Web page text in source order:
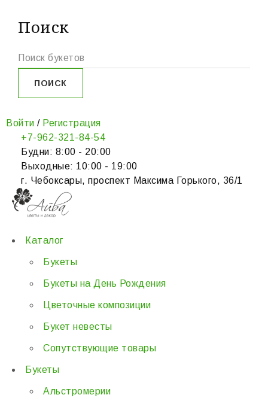
Поиск
Войти / Регистрация
+7-962-321-84-54
Будни: 8:00 - 20:00
Выходные: 10:00 - 19:00
г. Чебоксары, проспект Максима Горького, 36/1
Каталог
Букеты
Букеты на День Рождения
Цветочные композиции
Букет невесты
Сопутствующие товары
Букеты
Альстромерии